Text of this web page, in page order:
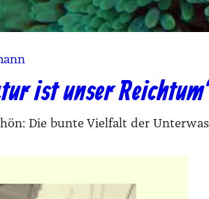
ist unser
Die bunte Vielfalt der